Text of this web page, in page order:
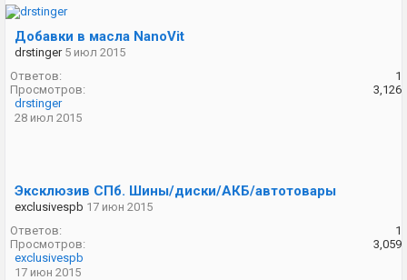
Добавки в масла NanoVit
drstinger 5 июл 2015
Ответов:
1
Просмотров:
3,126
drstinger
28 июл 2015
Эксклюзив СПб. Шины/диски/АКБ/автотовары
exclusivespb 17 июн 2015
Ответов:
1
Просмотров:
3,059
exclusivespb
17 июн 2015